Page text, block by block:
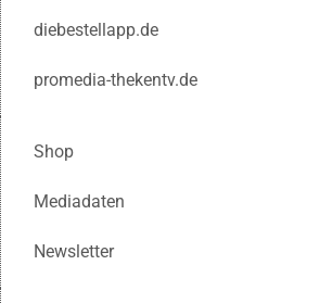
diebestellapp.de
promedia-thekentv.de
Shop
Mediadaten
Newsletter